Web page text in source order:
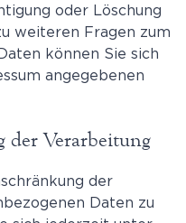
oder Löschung
weiteren Fragen zum
können Sie sich
angegebenen
der Verarbeitung
der
Daten zu